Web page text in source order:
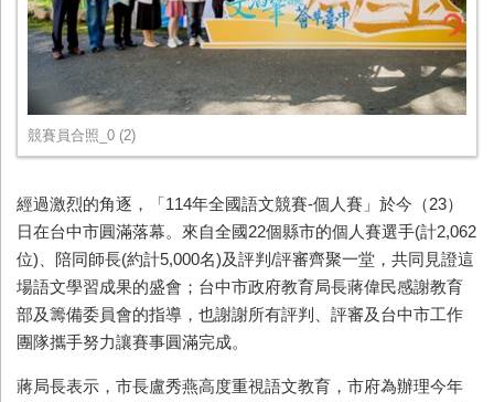
競賽員合照_0 (2)
經過激烈的角逐，「114年全國語文競賽-個人賽」於今（23）
日在台中市圓滿落幕。來自全國22個縣市的個人賽選手(計2,062
位)、陪同師長(約計5,000名)及評判/評審齊聚一堂，共同見證這
場語文學習成果的盛會；台中市政府教育局長蔣偉民感謝教育
部及籌備委員會的指導，也謝謝所有評判、評審及台中市工作
團隊攜手努力讓賽事圓滿完成。
蔣局長表示，市長盧秀燕高度重視語文教育，市府為辦理今年